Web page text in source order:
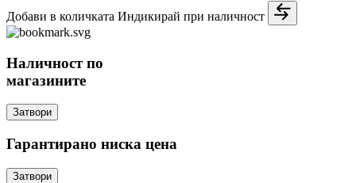
Добави в количката Индикирай при наличност
Наличност по
магазините
Затвори
Гарантирано ниска цена
Затвори